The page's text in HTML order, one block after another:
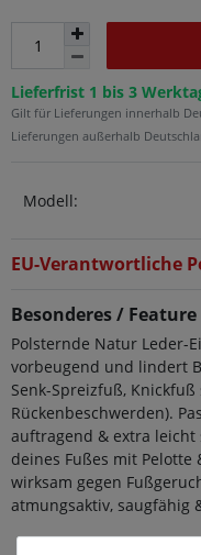
Lieferfrist 1 bis 3
Gilt für Lieferungen innerhalb
Lieferungen außerhalb
Modell:
EU-Verantwortliche
Besonderes / Feature
Polsternde Natur Leder-
vorbeugend und lindert
Senk-Spreizfuß,
Rückenbeschwerden).
auftragend & extra
deines Fußes mit Pelotte
wirksam gegen
atmungsaktiv, saugfähig